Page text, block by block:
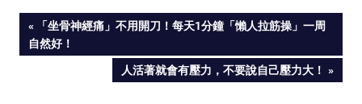
Post
navigation
PREVIOUS
POST:
「坐骨神經痛」不用開刀！每天1分鐘「懶人拉筋操」一周
自然好！
NEXT
人活著就會有壓力，不要說自己壓力大！